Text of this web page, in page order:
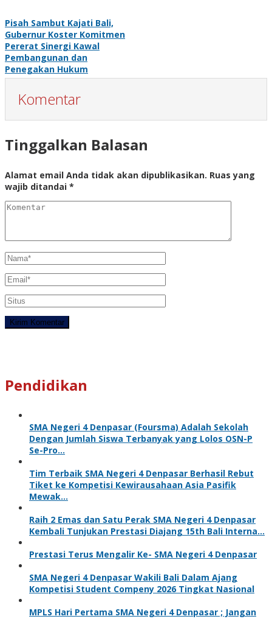
Pisah Sambut Kajati Bali,
Gubernur Koster Komitmen
Pererat Sinergi Kawal
Pembangunan dan
Penegakan Hukum
Komentar
Tinggalkan Balasan
Alamat email Anda tidak akan dipublikasikan. Ruas yang
wajib ditandai *
Pendidikan
SMA Negeri 4 Denpasar (Foursma) Adalah Sekolah
Dengan Jumlah Siswa Terbanyak yang Lolos OSN-P
Se-Pro…
Tim Terbaik SMA Negeri 4 Denpasar Berhasil Rebut
Tiket ke Kompetisi Kewirausahaan Asia Pasifik
Mewak…
Raih 2 Emas dan Satu Perak SMA Negeri 4 Denpasar
Kembali Tunjukan Prestasi Diajang 15th Bali Interna…
Prestasi Terus Mengalir Ke- SMA Negeri 4 Denpasar
SMA Negeri 4 Denpasar Wakili Bali Dalam Ajang
Kompetisi Student Compeny 2026 Tingkat Nasional
MPLS Hari Pertama SMA Negeri 4 Denpasar ; Jangan